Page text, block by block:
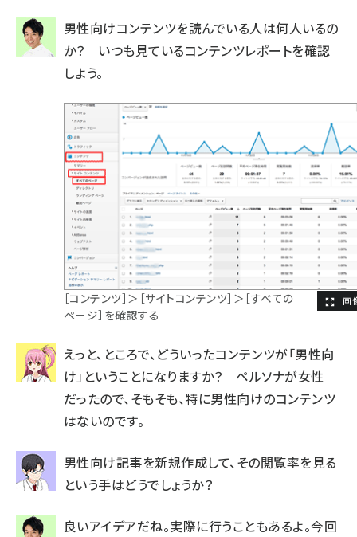
男性向けコンテンツを読んでいる人は何人いるの
か？ いつも見ているコンテンツレポートを確認
しよう。
［コンテンツ］＞［サイトコンテンツ］＞［すべての
ページ］を確認する
えっと、ところで、どういったコンテンツが「男性向
け」ということになりますか？ ペルソナが女性
だったので、そもそも、特に男性向けのコンテンツ
はないのです。
男性向け記事を新規作成して、その閲覧率を見る
という手はどうでしょうか？
良いアイデアだね。実際に行うこともあるよ。今回